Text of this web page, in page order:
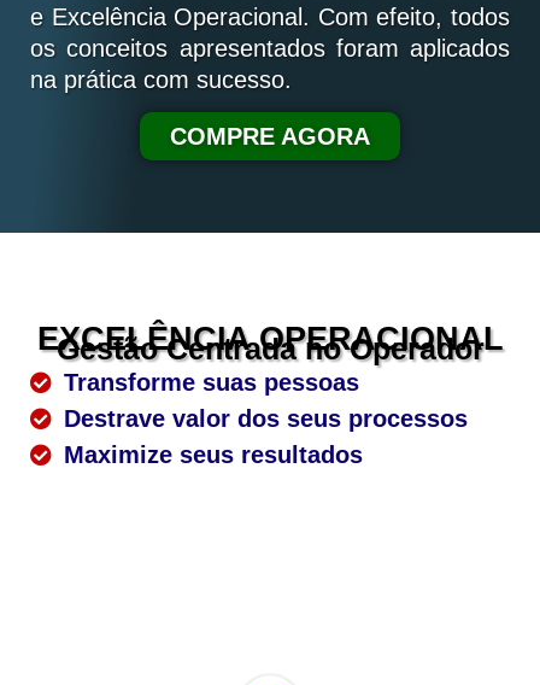
e Excelência Operacional. Com efeito, todos
os conceitos apresentados foram aplicados
na prática com sucesso.
COMPRE AGORA
EXCELÊNCIA OPERACIONAL
Gestão Centrada no Operador
Transforme suas pessoas
Destrave valor dos seus processos
Maximize seus resultados